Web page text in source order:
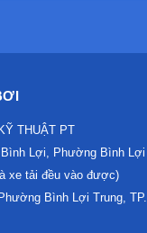
THUẬT PT
Bình Lợi, Phường Bình Lợi
xe tải đều vào được)
Bình Lợi Trung, TP.